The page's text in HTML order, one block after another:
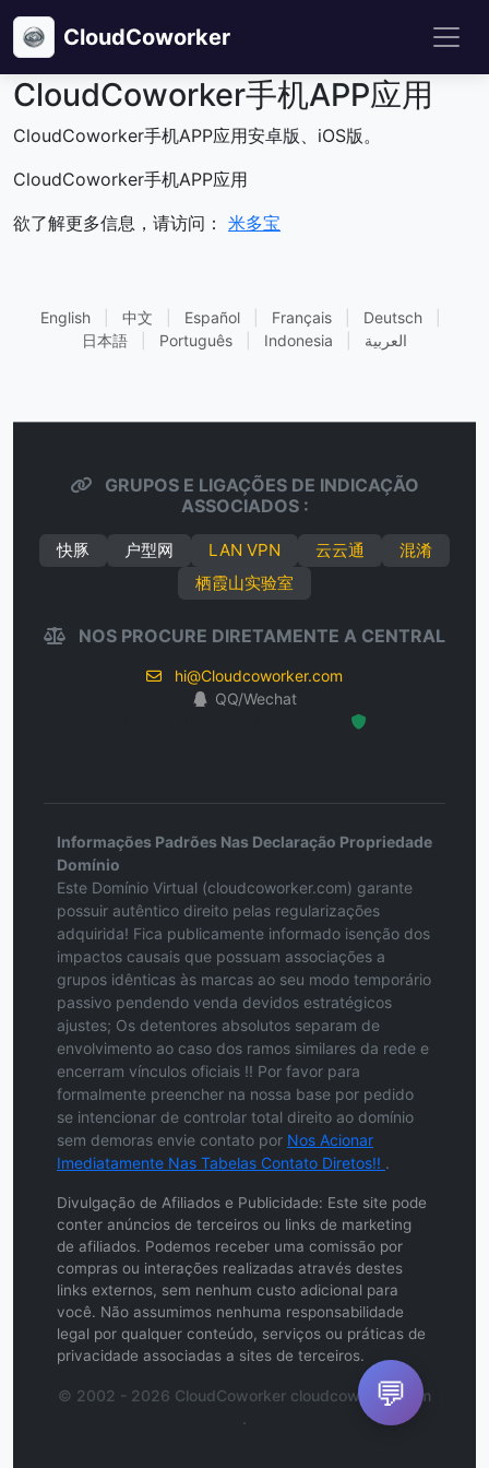
CloudCoworker
CloudCoworker手机APP应用
CloudCoworker手机APP应用安卓版、iOS版。
CloudCoworker手机APP应用
欲了解更多信息，请访问： 米多宝
English 中文 Español Français Deutsch
日本語
Português Indonesia العربية
GRUPOS E LIGAÇÕES DE INDICAÇÃO
ASSOCIADOS :
快豚 户型网 LAN VPN 云云通
混淆
栖霞山实验室
NOS PROCURE DIRETAMENTE A CENTRAL
hi@Cloudcoworker.com
QQ/Wechat
Informações Padrões Nas Declaração Propriedade
Domínio
Este Domínio Virtual (cloudcoworker.com) garante
possuir autêntico direito pelas regularizações
adquirida! Fica publicamente informado isenção dos
impactos causais que possuam associações a
grupos idênticas às marcas ao seu modo temporário
passivo pendendo venda devidos estratégicos
ajustes; Os detentores absolutos separam de
envolvimento ao caso dos ramos similares da rede e
encerram vínculos oficiais !! Por favor para
formalmente preencher na nossa base por pedido
se intencionar de controlar total direito ao domínio
sem demoras envie contato por Nos Acionar
Imediatamente Nas Tabelas Contato Diretos!! .
Divulgação de Afiliados e Publicidade: Este site pode
conter anúncios de terceiros ou links de marketing
de afiliados. Podemos receber uma comissão por
compras ou interações realizadas através destes
links externos, sem nenhum custo adicional para
você. Não assumimos nenhuma responsabilidade
legal por qualquer conteúdo, serviços ou práticas de
privacidade associadas a sites de terceiros.
© 2002 - 2026 CloudCoworker cloudcoworker.com
.
💬